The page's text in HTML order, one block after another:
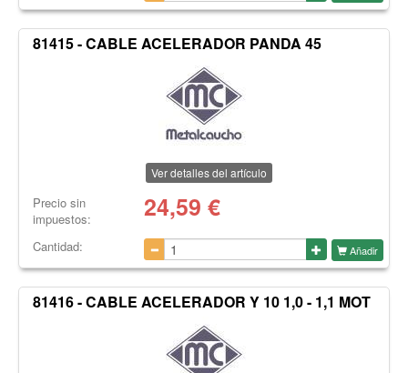
81415 - CABLE ACELERADOR PANDA 45
Ver detalles del artículo
Precio sin
impuestos:
24,59 €
Cantidad: Añadir
81416 - CABLE ACELERADOR Y 10 1,0 - 1,1 MOT